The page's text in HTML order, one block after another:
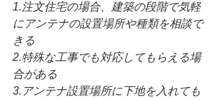
1.注文住宅の場合、建築の段階で気軽
にアンテナの設置場所や種類を相談で
きる
2.特殊な工事でも対応してもらえる場
合がある
3.アンテナ設置場所に下地を入れても